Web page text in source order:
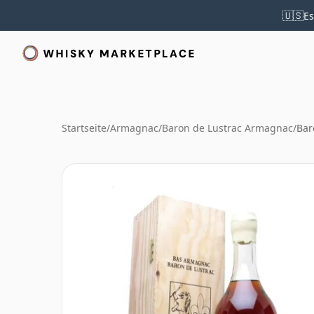
🇺🇸
Startseite/Armagnac/Baron de Lustrac Armagnac/